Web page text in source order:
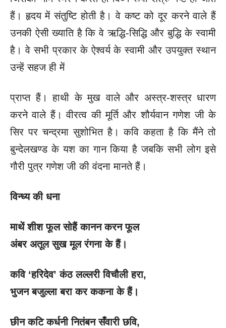
हैं। हृदय में संतुष्टि होती है। वे कष्ट को दूर करने वाले हैं
उनकी ऐसी ख्याति है कि वे ऋद्धि-सिद्धि और बुद्धि के स्वामी
है। वे सभी प्रकार के ऐश्वर्य के स्वामी और उपयुक्त स्थान
उन्हें सहज ही में
प्राप्त हैं। हाथी के मुख वाले और अस्त्र-शस्त्र धारण
करने वाले हैं। वीरत्व की मूर्ति और शौर्यवान गणेश जी के
सिर पर चन्द्रमा सुशोभित है। कवि कहता है कि मैंने तो
बुन्देलखण्ड के यश का गान किया है जबकि सभी लोग इसे
गौरी पुत्र गणेश जी की वंदना मानते हैं।
विन्ध्य की धना
माथें शीश फूल सोहैं कानन करन फूल
अंबर अतूल सुख मूल रंगना के हैं।
कवि‘हरिदेव’ कंठ लल्लरी विचौली हरा,
भुजन बजुल्ला बरा कर ककना के हैं।
छीन कटि कर्धनी नितंबन सँवारी छवि,